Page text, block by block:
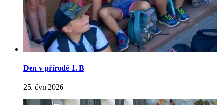
Den v přírodě 1. B
25. čvn 2026